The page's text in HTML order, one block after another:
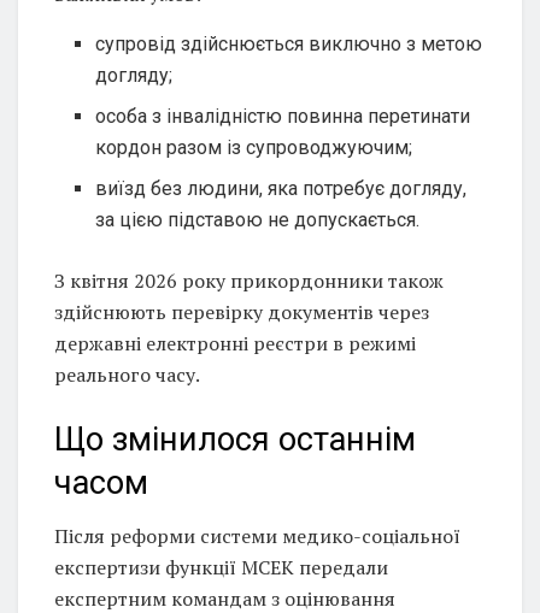
супровід здійснюється виключно з метою
догляду;
особа з інвалідністю повинна перетинати
кордон разом із супроводжуючим;
виїзд без людини, яка потребує догляду,
за цією підставою не допускається.
З квітня 2026 року прикордонники також
здійснюють перевірку документів через
державні електронні реєстри в режимі
реального часу.
Що змінилося останнім
часом
Після реформи системи медико-соціальної
експертизи функції МСЕК передали
експертним командам з оцінювання